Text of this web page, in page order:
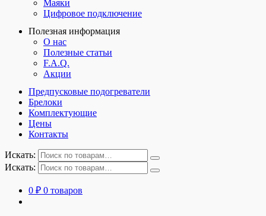
Маяки
Цифровое подключение
Полезная информация
О нас
Полезные статьи
F.A.Q.
Акции
Предпусковые подогреватели
Брелоки
Комплектующие
Цены
Контакты
Искать:
Искать:
0 ₽ 0 товаров